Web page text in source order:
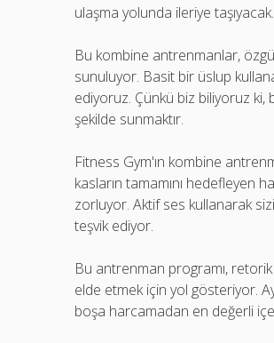
ulaşma yolunda ileriye taşıyacak.
Bu kombine antrenmanlar,
sunuluyor. Basit bir üslup
ediyoruz. Çünkü biz biliyoruz ki,
şekilde sunmaktır.
Fitness Gym'ın kombine
kasların tamamını
zorluyor. Aktif ses kullanarak
teşvik ediyor.
Bu antrenman programı,
elde etmek için yol gösteriyor.
boşa harcamadan en değerli